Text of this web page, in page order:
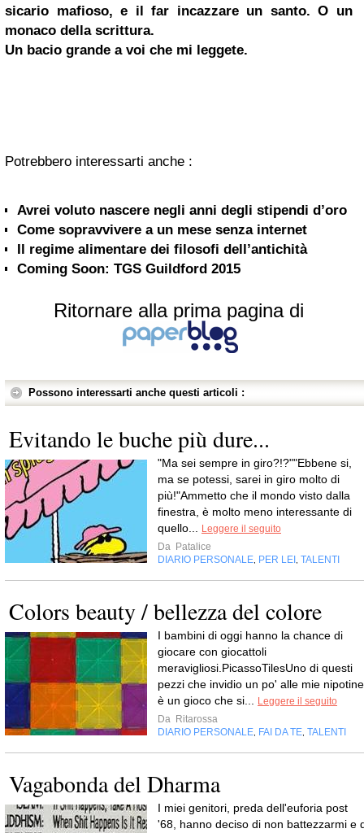
sicario mafioso, e il far incazzare un santo. O un
monaco della scrittura.
Un bacio grande a voi che mi leggete.
Potrebbero interessarti anche :
Avrei voluto nascere negli anni degli stipendi d’oro
Come sopravvivere a un mese senza internet
Il regime alimentare dei filosofi dell’antichità
Coming Soon: TGS Guildford 2015
Ritornare alla prima pagina di
Possono interessarti anche questi articoli :
Evitando le buche più dure...
"Ma sei sempre in giro?!?""Ebbene si,
ma se potessi, sarei in giro molto di
più!"Ammetto che il mondo visto dalla
finestra, è molto meno interessante di
quello...
Leggere il seguito
Da Patalice
DIARIO PERSONALE PER LEI TALENTI
Colors beauty / bellezza del colore
I bambini di oggi hanno la chance di
giocare con giocattoli
meravigliosi.PicassoTilesUno di questi
pezzi che invidio un po' alle mie nipotine
è un gioco che si...
Leggere il seguito
Da Ritarossa
DIARIO PERSONALE FAI DA TE TALENTI
Vagabonda del Dharma
I miei genitori, preda dell'euforia post
'68, hanno deciso di non battezzarmi e